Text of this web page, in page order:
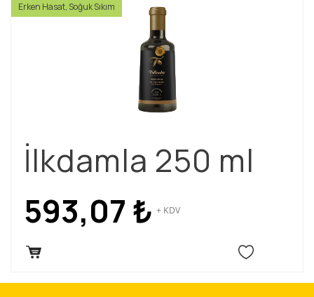
İlkdamla 250 ml
593,07 ₺ + KDV
Erken Hasat, Soğuk Sıkım